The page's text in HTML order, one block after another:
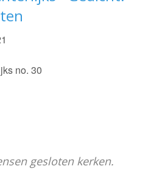
no. 30
gesloten kerken.